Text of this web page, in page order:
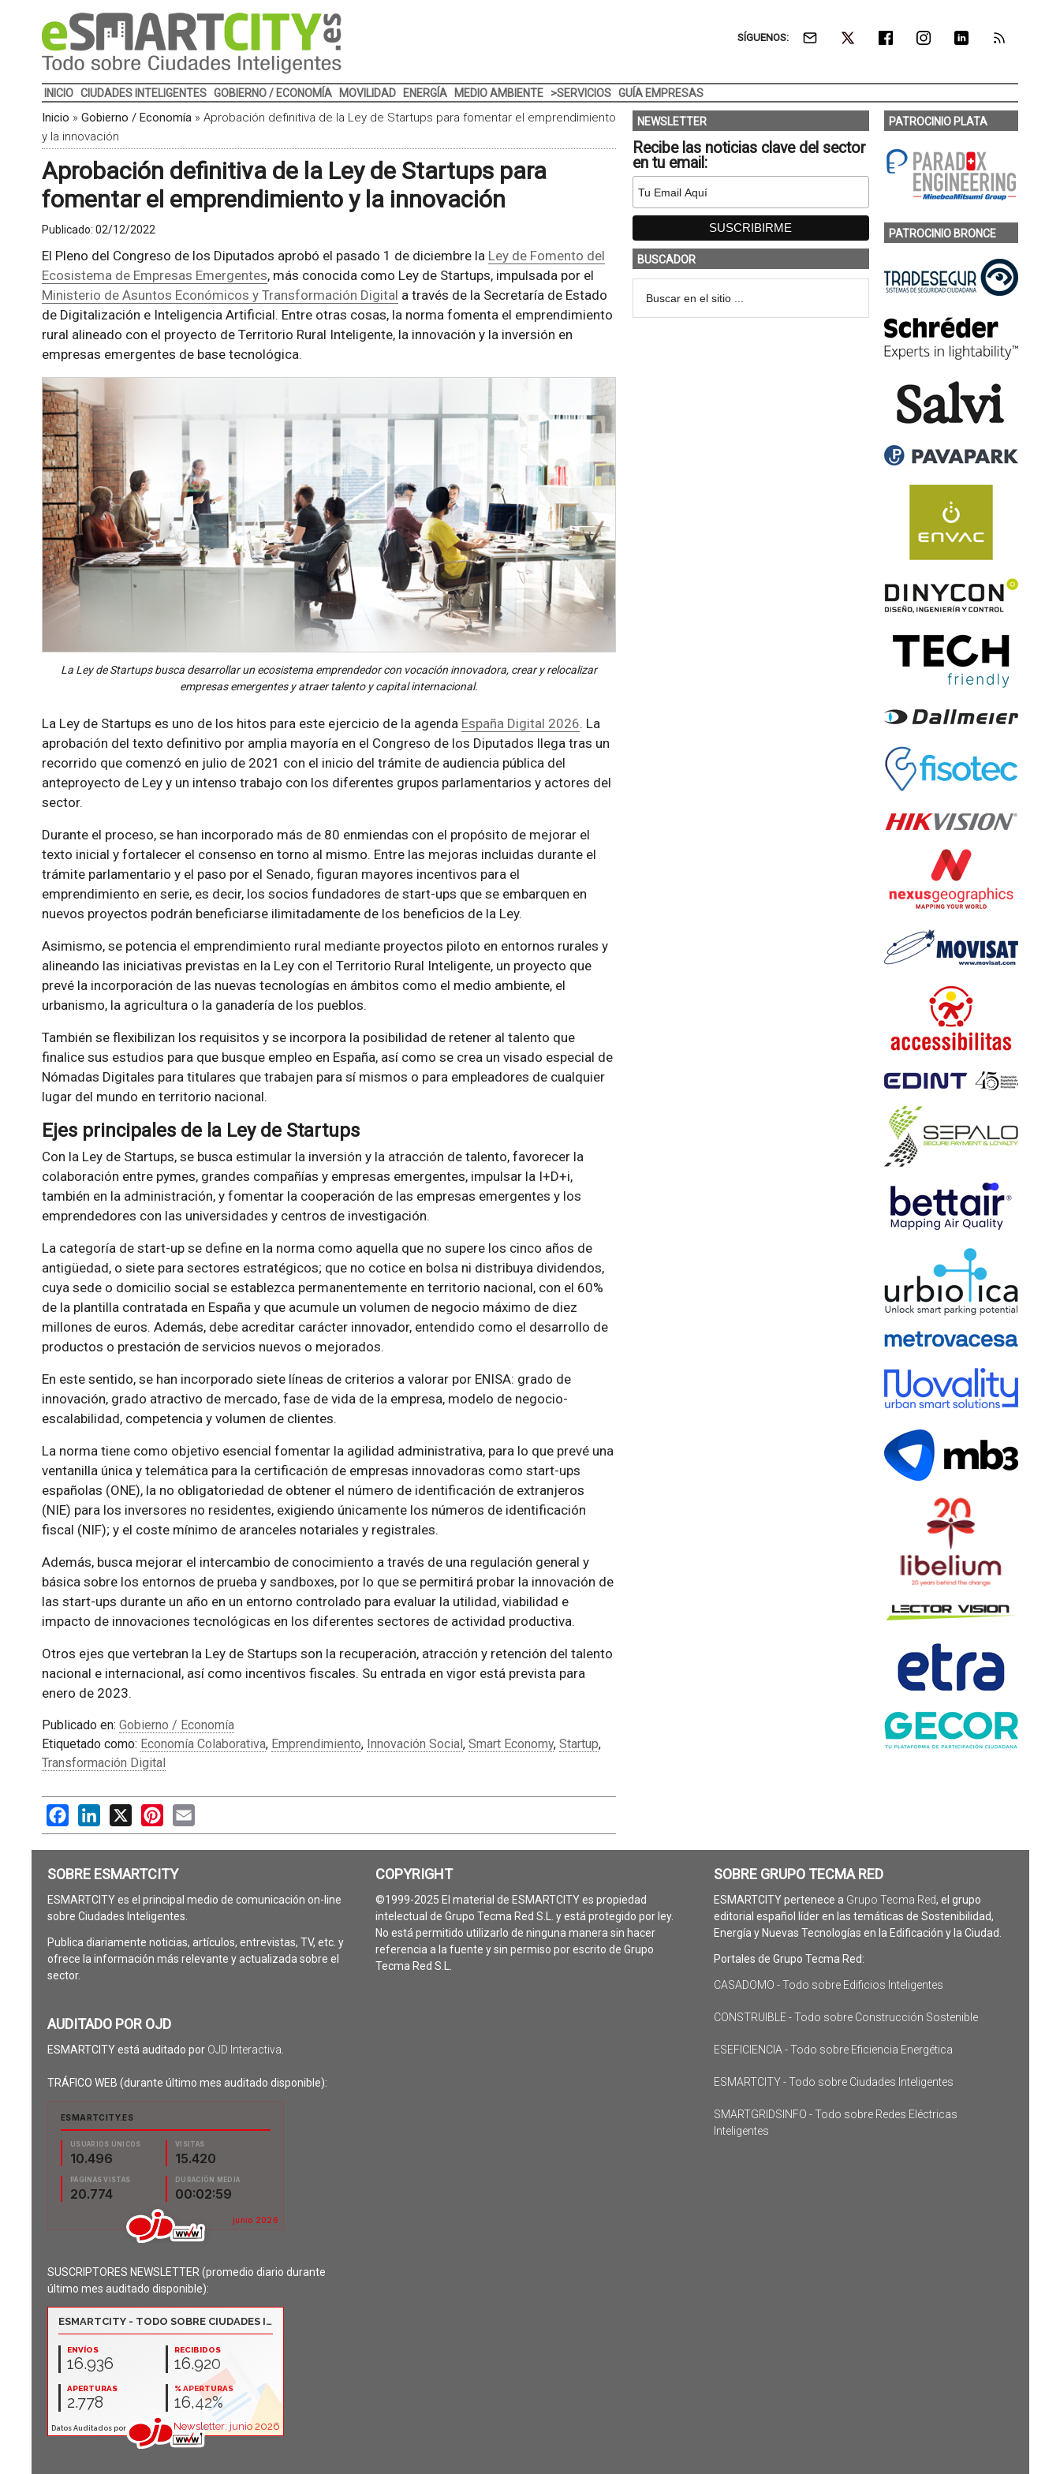
SÍGUENOS:
INICIO CIUDADES INTELIGENTES GOBIERNO / ECONOMÍA MOVILIDAD ENERGÍA MEDIO AMBIENTE >SERVICIOS GUÍA EMPRESAS
Inicio » Gobierno / Economía» Aprobación definitiva de la Ley de Startups para fomentar el emprendimiento
y la innovación
Aprobación definitiva de la Ley de Startups para
fomentar el emprendimiento y la innovación
Publicado: 02/12/2022
El Pleno del Congreso de los Diputados aprobó el pasado 1 de diciembre la Ley de Fomento del
Ecosistema de Empresas Emergentes, más conocida como Ley de Startups, impulsada por el
Ministerio de Asuntos Económicos y Transformación Digital a través de la Secretaría de Estado
de Digitalización e Inteligencia Artificial. Entre otras cosas, la norma fomenta el emprendimiento
rural alineado con el proyecto de Territorio Rural Inteligente, la innovación y la inversión en
empresas emergentes de base tecnológica.
La Ley de Startups busca desarrollar un ecosistema emprendedor con vocación innovadora, crear y relocalizar
empresas emergentes y atraer talento y capital internacional.
La Ley de Startups es uno de los hitos para este ejercicio de la agenda España Digital 2026. La
aprobación del texto definitivo por amplia mayoría en el Congreso de los Diputados llega tras un
recorrido que comenzó en julio de 2021 con el inicio del trámite de audiencia pública del
anteproyecto de Ley y un intenso trabajo con los diferentes grupos parlamentarios y actores del
sector.
Durante el proceso, se han incorporado más de 80 enmiendas con el propósito de mejorar el
texto inicial y fortalecer el consenso en torno al mismo. Entre las mejoras incluidas durante el
trámite parlamentario y el paso por el Senado, figuran mayores incentivos para el
emprendimiento en serie, es decir, los socios fundadores de start-ups que se embarquen en
nuevos proyectos podrán beneficiarse ilimitadamente de los beneficios de la Ley.
Asimismo, se potencia el emprendimiento rural mediante proyectos piloto en entornos rurales y
alineando las iniciativas previstas en la Ley con el Territorio Rural Inteligente, un proyecto que
prevé la incorporación de las nuevas tecnologías en ámbitos como el medio ambiente, el
urbanismo, la agricultura o la ganadería de los pueblos.
También se flexibilizan los requisitos y se incorpora la posibilidad de retener al talento que
finalice sus estudios para que busque empleo en España, así como se crea un visado especial de
Nómadas Digitales para titulares que trabajen para sí mismos o para empleadores de cualquier
lugar del mundo en territorio nacional.
Ejes principales de la Ley de Startups
Con la Ley de Startups, se busca estimular la inversión y la atracción de talento, favorecer la
colaboración entre pymes, grandes compañías y empresas emergentes, impulsar la I+D+i,
también en la administración, y fomentar la cooperación de las empresas emergentes y los
emprendedores con las universidades y centros de investigación.
La categoría de start-up se define en la norma como aquella que no supere los cinco años de
antigüedad, o siete para sectores estratégicos; que no cotice en bolsa ni distribuya dividendos,
cuya sede o domicilio social se establezca permanentemente en territorio nacional, con el 60%
de la plantilla contratada en España y que acumule un volumen de negocio máximo de diez
millones de euros. Además, debe acreditar carácter innovador, entendido como el desarrollo de
productos o prestación de servicios nuevos o mejorados.
En este sentido, se han incorporado siete líneas de criterios a valorar por ENISA: grado de
innovación, grado atractivo de mercado, fase de vida de la empresa, modelo de negocio-
escalabilidad, competencia y volumen de clientes.
La norma tiene como objetivo esencial fomentar la agilidad administrativa, para lo que prevé una
ventanilla única y telemática para la certificación de empresas innovadoras como start-ups
españolas (ONE), la no obligatoriedad de obtener el número de identificación de extranjeros
(NIE) para los inversores no residentes, exigiendo únicamente los números de identificación
fiscal (NIF); y el coste mínimo de aranceles notariales y registrales.
Además, busca mejorar el intercambio de conocimiento a través de una regulación general y
básica sobre los entornos de prueba y sandboxes, por lo que se permitirá probar la innovación de
las start-ups durante un año en un entorno controlado para evaluar la utilidad, viabilidad e
impacto de innovaciones tecnológicas en los diferentes sectores de actividad productiva.
Otros ejes que vertebran la Ley de Startups son la recuperación, atracción y retención del talento
nacional e internacional, así como incentivos fiscales. Su entrada en vigor está prevista para
enero de 2023.
Publicado en: Gobierno / Economía
Etiquetado como: Economía Colaborativa, Emprendimiento, Innovación Social , Smart Economy, Startup,
Transformación Digital
FacebookLinkedIn Pinterest
NEWSLETTER
Recibe las noticias clave del sector
en tu email:
BUSCADOR
PATROCINIO PLATA
PATROCINIO BRONCE
SOBRE ESMARTCITY
ESMARTCITY es el principal medio de comunicación on-line
sobre Ciudades Inteligentes.
Publica diariamente noticias, artículos, entrevistas, TV, etc. y
ofrece la información más relevante y actualizada sobre el
sector.
AUDITADO POR OJD
ESMARTCITY está auditado por OJD Interactiva.
TRÁFICO WEB (durante último mes auditado disponible):
SUSCRIPTORES NEWSLETTER (promedio diario durante
último mes auditado disponible):
COPYRIGHT
©1999-2025 El material de ESMARTCITY es propiedad
intelectual de Grupo Tecma Red S.L. y está protegido por ley.
No está permitido utilizarlo de ninguna manera sin hacer
referencia a la fuente y sin permiso por escrito de Grupo
Tecma Red S.L.
SOBRE GRUPO TECMA RED
ESMARTCITY pertenece a Grupo Tecma Red, el grupo
editorial español líder en las temáticas de Sostenibilidad,
Energía y Nuevas Tecnologías en la Edificación y la Ciudad.
Portales de Grupo Tecma Red:
CASADOMO - Todo sobre Edificios Inteligentes
CONSTRUIBLE - Todo sobre Construcción Sostenible
ESEFICIENCIA - Todo sobre Eficiencia Energética
ESMARTCITY - Todo sobre Ciudades Inteligentes
SMARTGRIDSINFO - Todo sobre Redes Eléctricas
Inteligentes